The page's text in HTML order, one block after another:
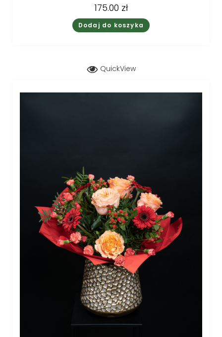
175.00 zł
Dodaj do koszyka
QuickView